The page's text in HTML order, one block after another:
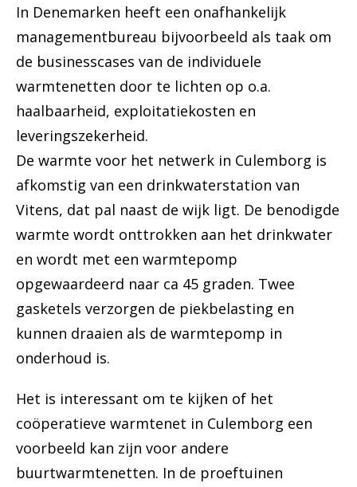
In Denemarken heeft een onafhankelijk
managementbureau bijvoorbeeld als taak om
de businesscases van de individuele
warmtenetten door te lichten op o.a.
haalbaarheid, exploitatiekosten en
leveringszekerheid.
De warmte voor het netwerk in Culemborg is
afkomstig van een drinkwaterstation van
Vitens, dat pal naast de wijk ligt. De benodigde
warmte wordt onttrokken aan het drinkwater
en wordt met een warmtepomp
opgewaardeerd naar ca 45 graden. Twee
gasketels verzorgen de piekbelasting en
kunnen draaien als de warmtepomp in
onderhoud is.
Het is interessant om te kijken of het
coöperatieve warmtenet in Culemborg een
voorbeeld kan zijn voor andere
buurtwarmtenetten. In de proeftuinen